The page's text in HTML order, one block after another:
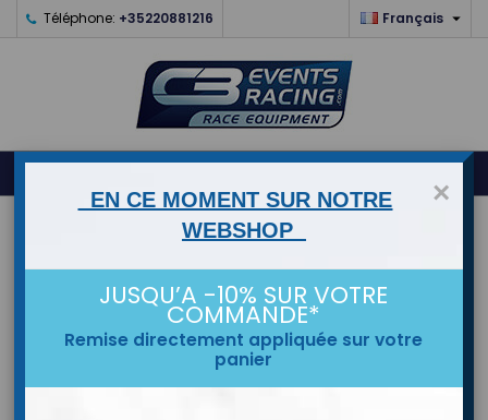
Téléphone: +35220881216 Français 
0
×
EN CE MOMENT SUR NOTRE
WEBSHOP
JUSQU’A -10% SUR VOTRE
COMMANDE*
Remise directement appliquée sur votre
panier